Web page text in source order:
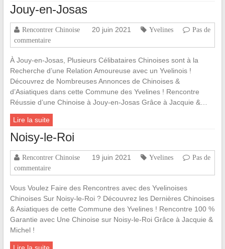
Jouy-en-Josas
Rencontrer Chinoise 20 juin 2021 Yvelines
Pas de
commentaire
À Jouy-en-Josas, Plusieurs Célibataires Chinoises sont à la
Recherche d’une Relation Amoureuse avec un Yvelinois !
Découvrez de Nombreuses Annonces de Chinoises &
d’Asiatiques dans cette Commune des Yvelines ! Rencontre
Réussie d’une Chinoise à Jouy-en-Josas Grâce à Jacquie &…
Lire la suite
Noisy-le-Roi
Rencontrer Chinoise 19 juin 2021 Yvelines
Pas de
commentaire
Vous Voulez Faire des Rencontres avec des Yvelinoises
Chinoises Sur Noisy-le-Roi ? Découvrez les Dernières Chinoises
& Asiatiques de cette Commune des Yvelines ! Rencontre 100 %
Garantie avec Une Chinoise sur Noisy-le-Roi Grâce à Jacquie &
Michel !